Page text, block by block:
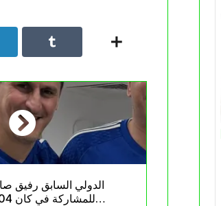
الدولي السابق رفيق